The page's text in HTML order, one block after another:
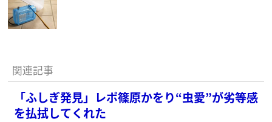
関連記事
「ふしぎ発見」レポ篠原かをり“虫愛”が劣等感
を払拭してくれた